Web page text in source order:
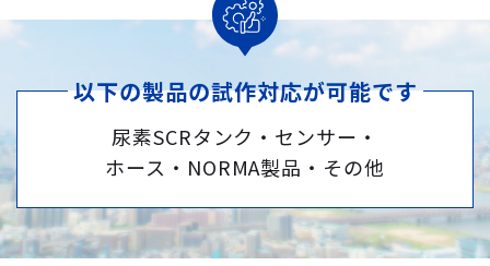
以下の製品の試作対応が可能です
尿素SCRタンク・センサー・
ホース・NORMA製品・その他